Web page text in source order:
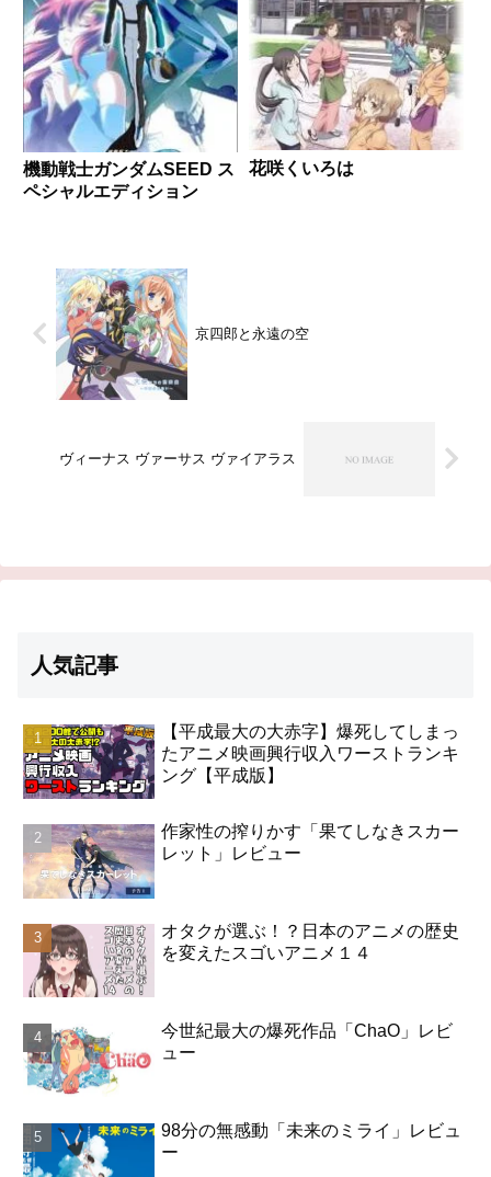
機動戦士ガンダムSEED ス
ペシャルエディション
花咲くいろは
京四郎と永遠の空
ヴィーナス ヴァーサス ヴァイアラス
人気記事
【平成最大の大赤字】爆死してしまっ
たアニメ映画興行収入ワーストランキ
ング【平成版】
作家性の搾りかす「果てしなきスカー
レット」レビュー
オタクが選ぶ！？日本のアニメの歴史
を変えたスゴいアニメ１４
今世紀最大の爆死作品「ChaO」レビ
ュー
98分の無感動「未来のミライ」レビュ
ー